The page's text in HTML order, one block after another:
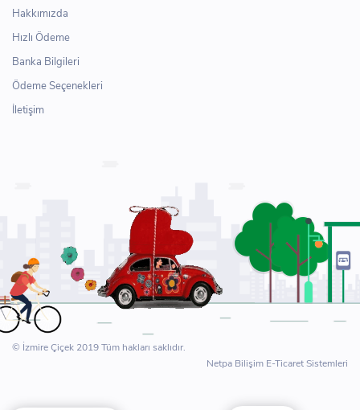
Hakkımızda
Hızlı Ödeme
Banka Bilgileri
Ödeme Seçenekleri
İletişim
© İzmire Çiçek 2019 Tüm hakları saklıdır.
Netpa Bilişim E-Ticaret Sistemleri